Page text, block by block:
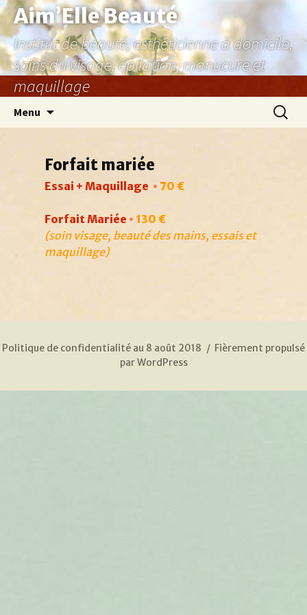
Aller
contenu
Aim’Elle Beauté
Institut de beauté, esthéticienne à domicile,
soins du visage, épilation, manucure et
maquillage
Menu
Forfait mariée
Essai + Maquillage • 70 €
Forfait Mariée • 130 €
(soin visage, beauté des mains, essais et
maquillage)
Politique de confidentialité au 8 août 2018
Fièrement propulsé
par WordPress